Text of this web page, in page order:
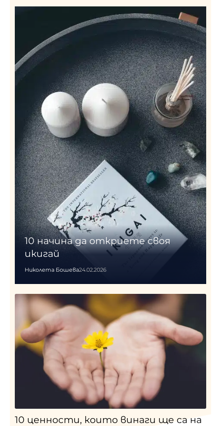
10 начина да откриете своя
икигай
Николета Бошева24.02.2026
10 ценности, които винаги ще са на